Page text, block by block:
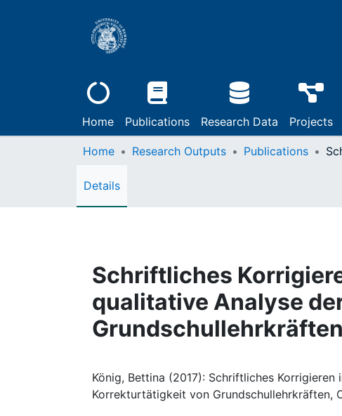
Home Publications Research Data Projects
Home Research Outputs Publications
Details
Schriftliches
qualitative Analyse
Grundschullehrkräften
König, Bettina (2017): Schriftliches
Korrekturtätigkeit von Grundschullehrkräften,